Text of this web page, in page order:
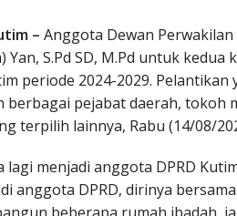
– Anggota Dewan
Yan, S.Pd SD, M.Pd untuk
periode 2024-2029.
berbagai pejabat daerah, tokoh
terpilih lainnya, Rabu (14/08/
menjadi anggota DPRD
anggota DPRD, dirinya